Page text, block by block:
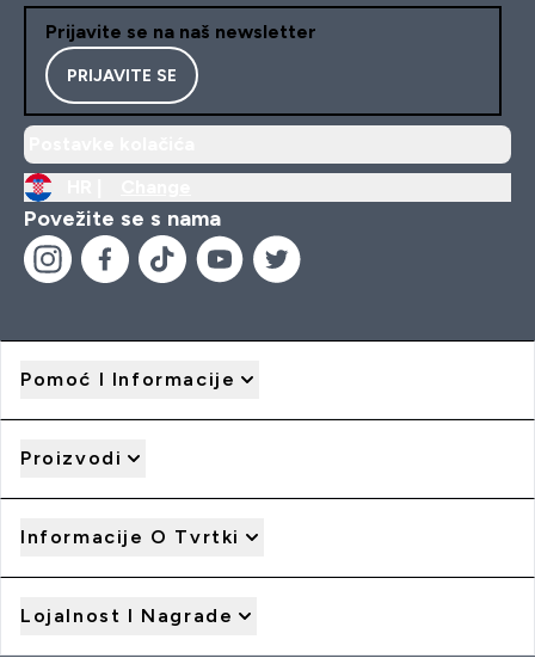
Prijavite se na naš newsletter
PRIJAVITE SE
Povežite se s nama
Pomoć I Informacije
Proizvodi
Informacije O Tvrtki
Lojalnost I Nagrade